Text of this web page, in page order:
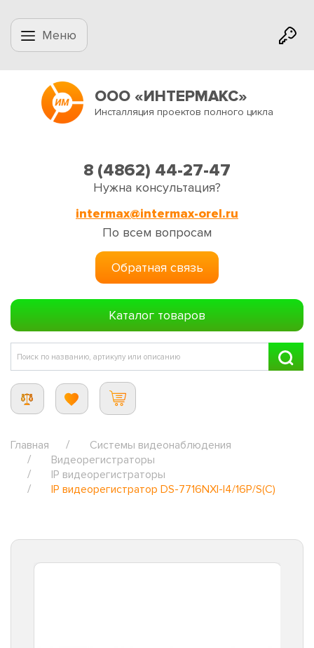
Меню
ООО «ИНТЕРМАКС»
Инсталляция проектов полного цикла
8 (4862) 44-27-47
Нужна консультация?
intermax@intermax-orel.ru
По всем вопросам
Обратная связь
Каталог товаров
Главная
Системы видеонаблюдения
Видеорегистраторы
IP видеорегистраторы
IP видеорегистратор DS-7716NXI-I4/16P/S(С)